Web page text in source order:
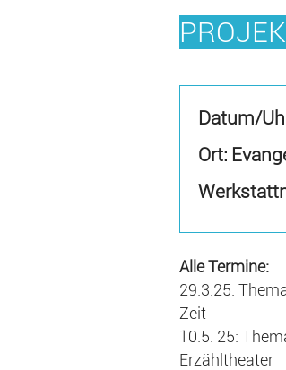
Datum/
Ort:
Alle Termine:
29.3.25:
Zeit
10.5. 25:
Erzähltheater